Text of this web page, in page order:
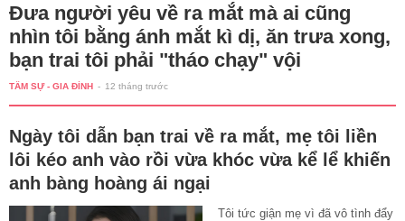
Đưa người yêu về ra mắt mà ai cũng
nhìn tôi bằng ánh mắt kì dị, ăn trưa xong,
bạn trai tôi phải "tháo chạy" vội
TÂM SỰ - GIA ĐÌNH - 12 tháng trước
Ngày tôi dẫn bạn trai về ra mắt, mẹ tôi liền
lôi kéo anh vào rồi vừa khóc vừa kể lể khiến
anh bàng hoàng ái ngại
Tôi tức giận mẹ vì đã vô tình đẩy